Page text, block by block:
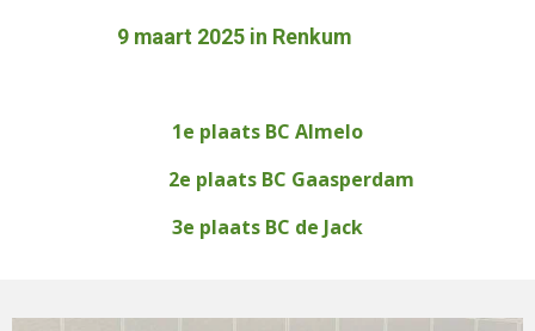
9 maart 2025 in Renkum
1e plaats BC Almelo
2e plaats BC Gaasperdam
3e plaats BC de Jack